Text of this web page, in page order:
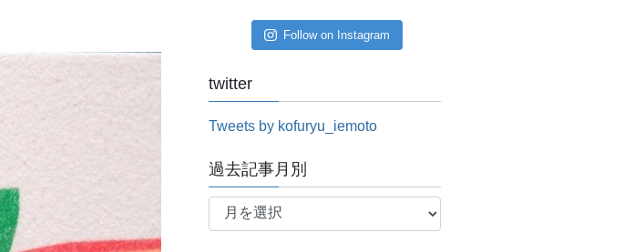
Follow on Instagram
twitter
Tweets by kofuryu_iemoto
過去記事月別
過